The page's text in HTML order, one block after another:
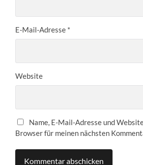
E-Mail-Adresse *
Website
Name, E-Mail-Adresse und
Browser für meinen nächsten